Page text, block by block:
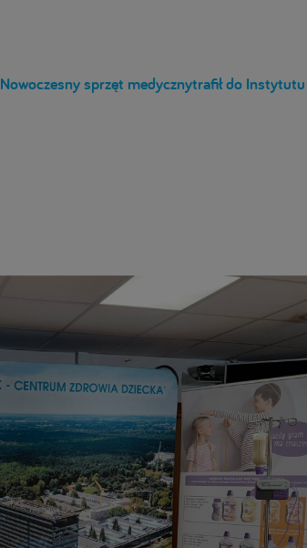
Nowoczesny sprzęt medycznytrafił do